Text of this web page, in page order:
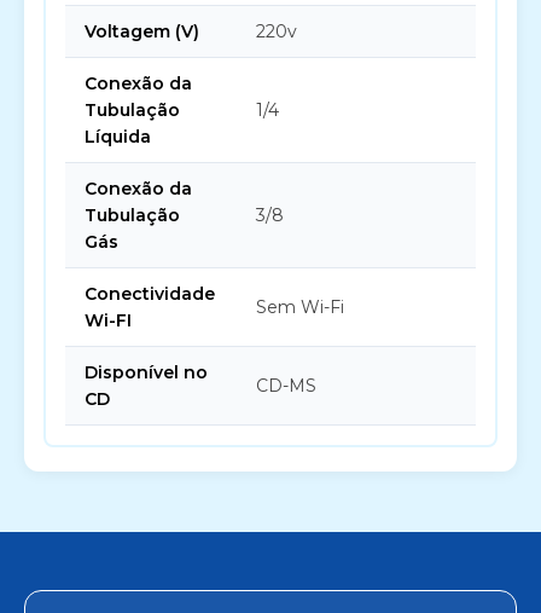
Voltagem (V) 220v
Conexão da
Tubulação
Líquida
1/4
Conexão da
Tubulação
Gás
3/8
Conectividade
Wi-FI
Sem Wi-Fi
Disponível no
CD
CD-MS